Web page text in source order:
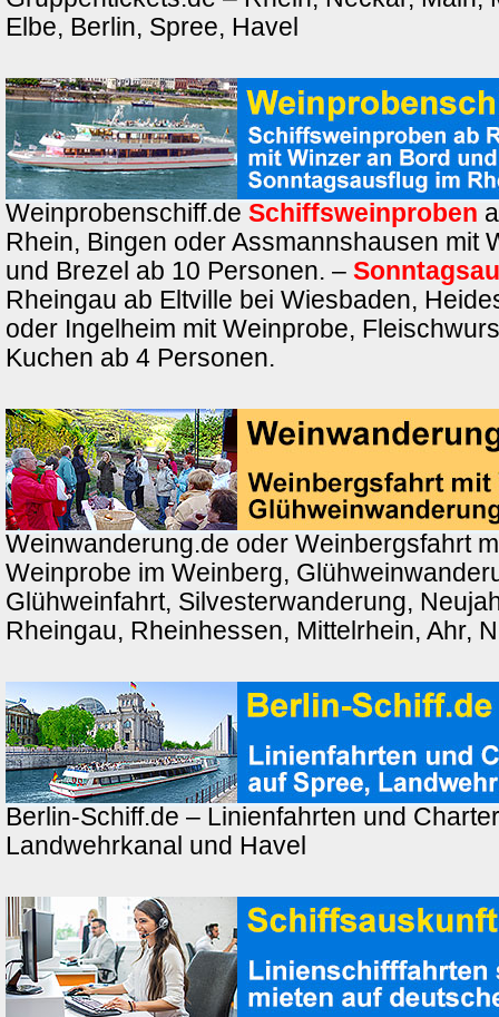
Elbe, Berlin, Spree, Havel
Weinprobenschiff.de Schiffsweinproben
Rhein, Bingen oder Assmannshausen mit
und Brezel ab 10 Personen. –
Rheingau ab Eltville bei Wiesbaden,
oder Ingelheim mit Weinprobe,
Kuchen ab 4 Personen.
Weinwanderung.de oder Weinbergsfahrt
Weinprobe im Weinberg,
Glühweinfahrt, Silvesterwanderung,
Rheingau, Rheinhessen, Mittelrhein, Ahr,
Berlin-Schiff.de – Linienfahrten und
Landwehrkanal und Havel